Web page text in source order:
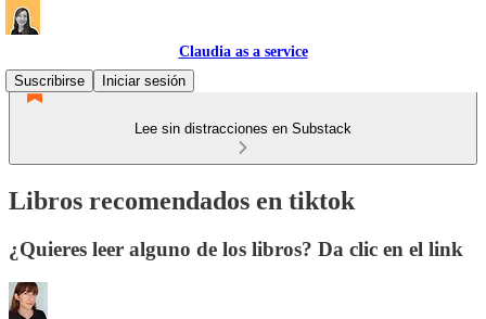
Claudia as a service
Suscribirse
Iniciar sesión
Lee sin distracciones en Substack
Libros recomendados en tiktok
¿Quieres leer alguno de los libros? Da clic en el link